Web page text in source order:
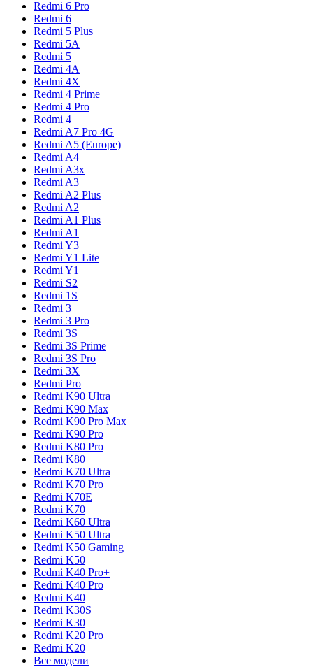
Redmi 6 Pro
Redmi 6
Redmi 5 Plus
Redmi 5A
Redmi 5
Redmi 4A
Redmi 4X
Redmi 4 Prime
Redmi 4 Pro
Redmi 4
Redmi A7 Pro 4G
Redmi A5 (Europe)
Redmi A4
Redmi A3x
Redmi A3
Redmi A2 Plus
Redmi A2
Redmi A1 Plus
Redmi A1
Redmi Y3
Redmi Y1 Lite
Redmi Y1
Redmi S2
Redmi 1S
Redmi 3
Redmi 3 Pro
Redmi 3S
Redmi 3S Prime
Redmi 3S Pro
Redmi 3X
Redmi Pro
Redmi K90 Ultra
Redmi K90 Max
Redmi K90 Pro Max
Redmi K90 Pro
Redmi K80 Pro
Redmi K80
Redmi K70 Ultra
Redmi K70 Pro
Redmi K70E
Redmi K70
Redmi K60 Ultra
Redmi K50 Ultra
Redmi K50 Gaming
Redmi K50
Redmi K40 Pro+
Redmi K40 Pro
Redmi K40
Redmi K30S
Redmi K30
Redmi K20 Pro
Redmi K20
Все модели